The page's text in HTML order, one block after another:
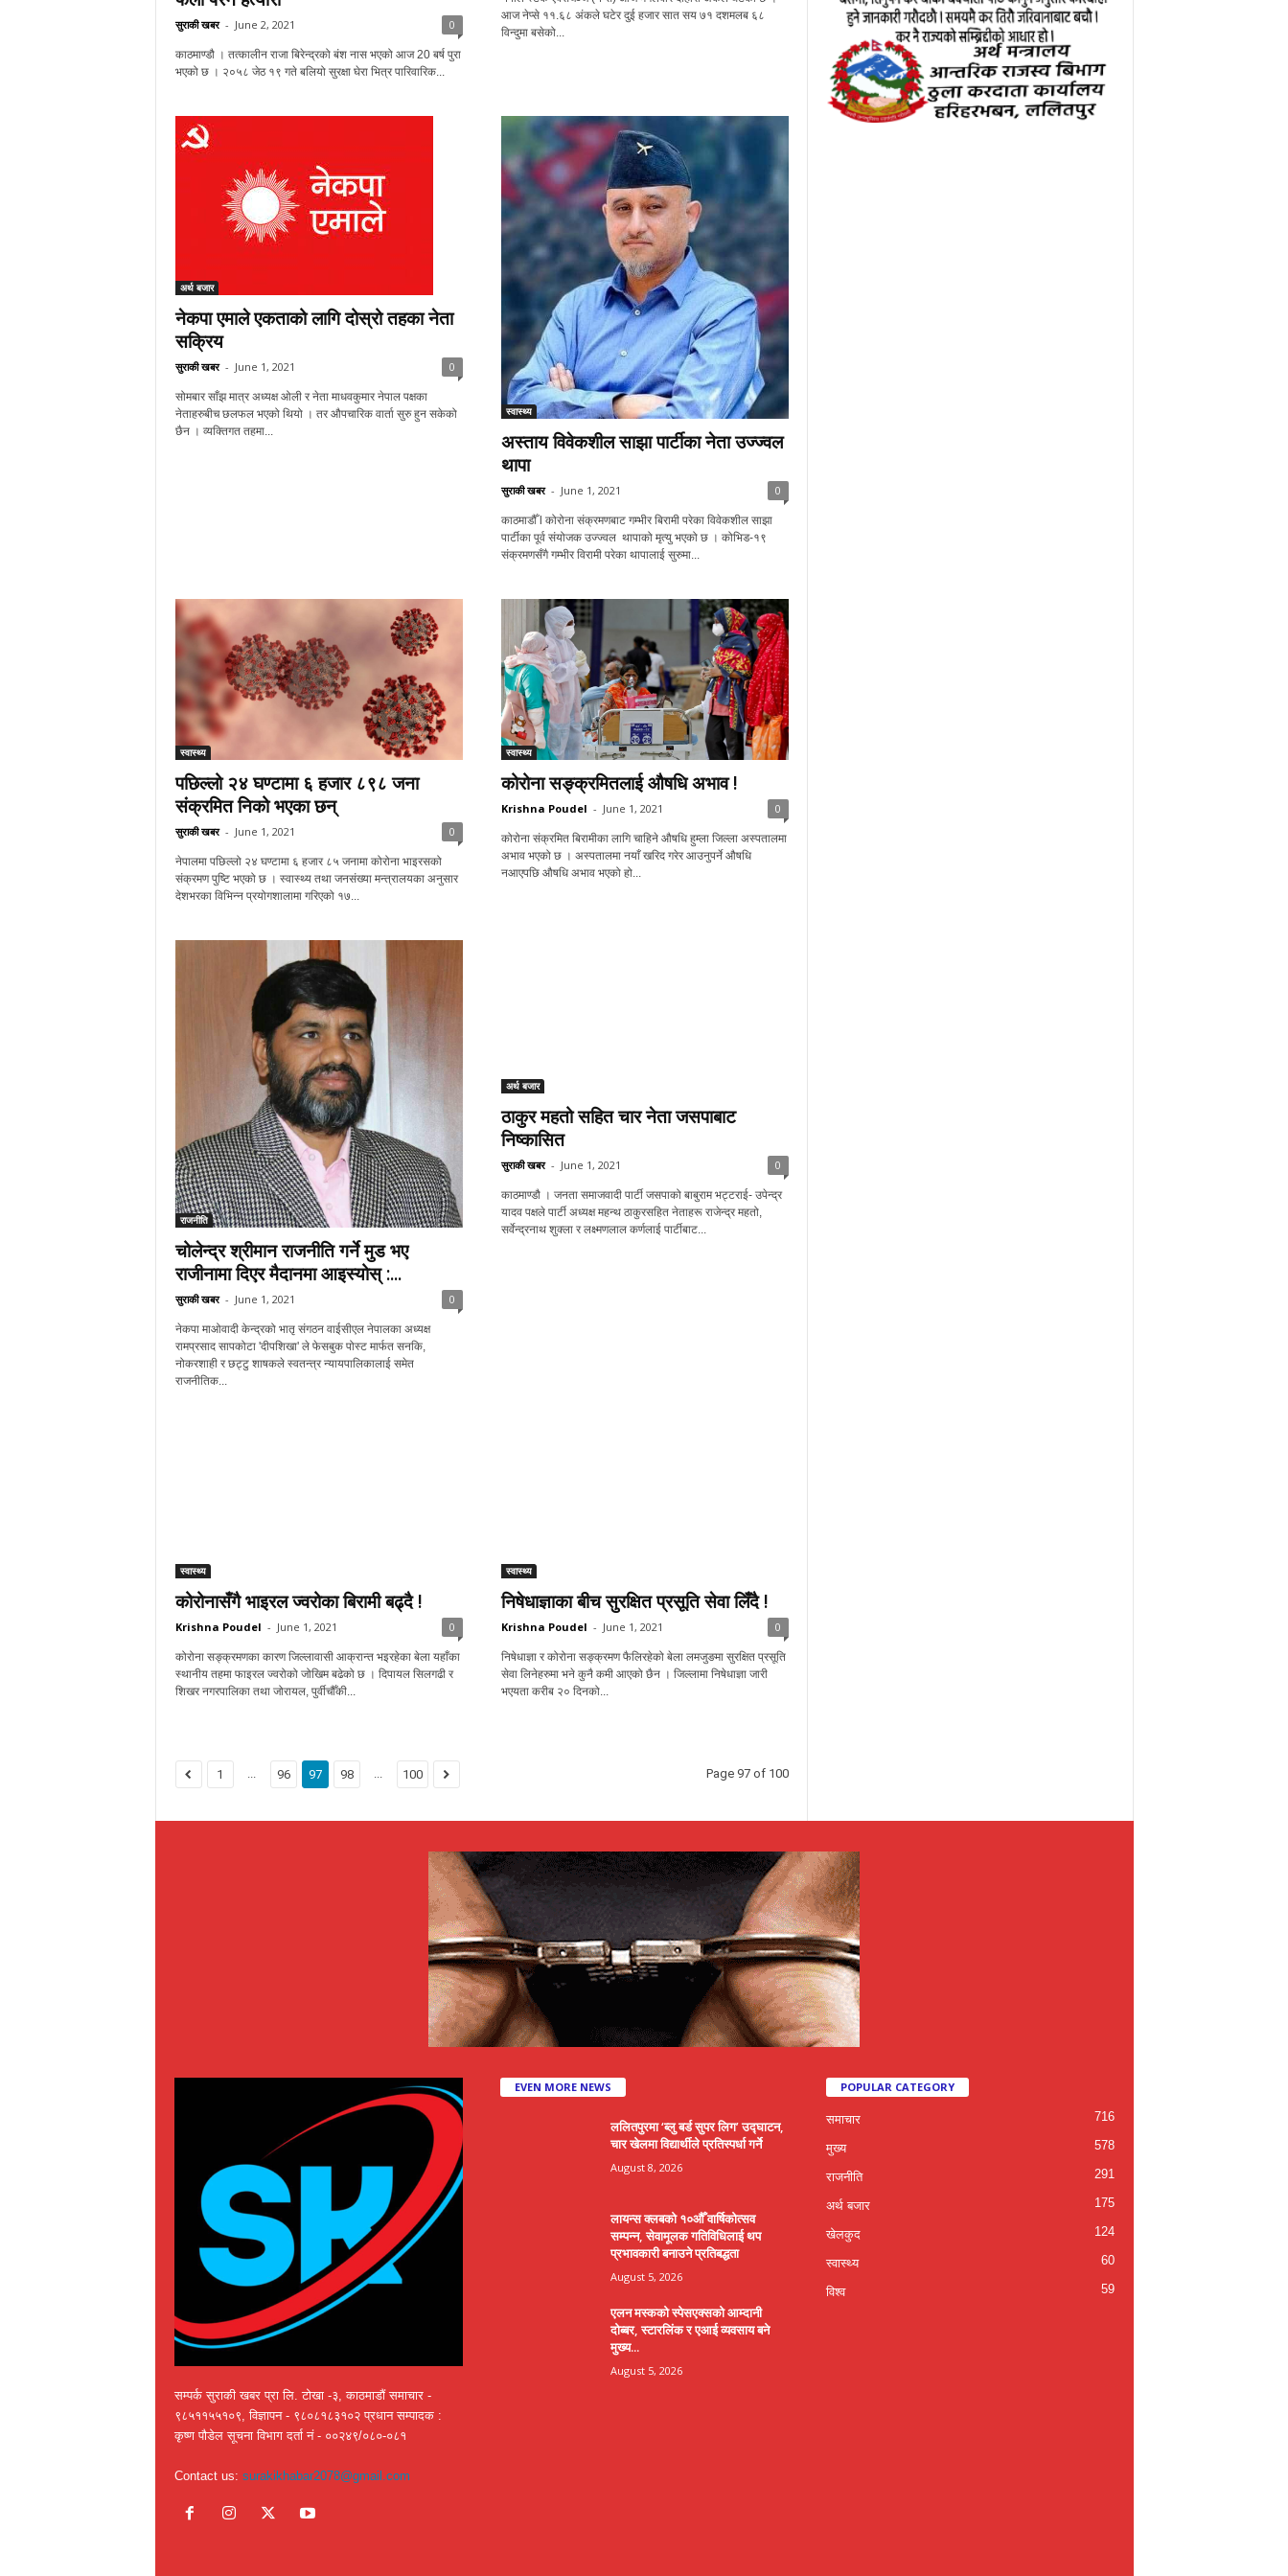
सुराकी खबर - June 2, 2021 0
काठमाण्डौ । तत्कालीन राजा बिरेन्द्रको बंश नास भएको आज 20 बर्ष पुरा
भएको छ । २०५८ जेठ १९ गते बलियो सुरक्षा घेरा भित्र पारिवारिक...
आज नेप्से ११.६८ अंकले घटेर दुई हजार सात सय ७१ दशमलब ६८
विन्दुमा बसेको...
अर्थ बजार
नेकपा एमाले एकताको लागि दोस्रो तहका नेता
सक्रिय
सुराकी खबर - June 1, 2021 0
सोमबार साँझ मात्र अध्यक्ष ओली र नेता माधवकुमार नेपाल पक्षका
नेताहरुबीच छलफल भएको थियो । तर औपचारिक वार्ता सुरु हुन सकेको
छैन । व्यक्तिगत तहमा...
स्वास्थ्य
अस्ताय विवेकशील साझा पार्टीका नेता उज्ज्वल
थापा
सुराकी खबर - June 1, 2021 0
काठमाडौँ l कोरोना संक्रमणबाट गम्भीर बिरामी परेका विवेकशील साझा
पार्टीका पूर्व संयोजक उज्ज्वल थापाक‍ो मृत्यु भएको छ । कोभिड-१९
संक्रमणसँगै गम्भीर विरामी परेका थापालाई सुरुमा...
स्वास्थ्य
पछिल्लो २४ घण्टामा ६ हजार ८९८ जना
संक्रमित निको भएका छन्
सुराकी खबर - June 1, 2021 0
नेपालमा पछिल्लो २४ घण्टामा ६ हजार ८५ जनामा कोरोना भाइरसको
संक्रमण पुष्टि भएको छ । स्वास्थ्य तथा जनसंख्या मन्त्रालयका अनुसार
देशभरका विभिन्‍न प्रयोगशालामा गरिएको १७...
स्वास्थ्य
कोरोना सङ्क्रमितलाई औषधि अभाव !
Krishna Poudel - June 1, 2021 0
कोरोना संक्रमित बिरामीका लागि चाहिने औषधि हुम्ला जिल्ला अस्पतालमा
अभाव भएको छ । अस्पतालमा नयाँ खरिद गरेर आउनुपर्ने औषधि
नआएपछि औषधि अभाव भएको हो...
राजनीति
चोलेन्द्र श्रीमान राजनीति गर्ने मुड भए
राजीनामा दिएर मैदानमा आइस्योस् :...
सुराकी खबर - June 1, 2021 0
नेकपा माओवादी केन्द्रको भातृ संगठन वाईसीएल नेपालका अध्यक्ष
रामप्रसाद सापकोटा 'दीपशिखा' ले फेसबुक पोस्ट मार्फत सनकि,
नोकरशाही र छट्टु शाषकले स्वतन्त्र न्यायपालिकालाई समेत
राजनीतिक...
अर्थ बजार
ठाकुर महतो सहित चार नेता जसपाबाट
निष्कासित
सुराकी खबर - June 1, 2021 0
काठमाण्डौ । जनता समाजवादी पार्टी जसपाको बाबुराम भट्टराई- उपेन्द्र
यादव पक्षले पार्टी अध्यक्ष महन्थ ठाकुरसहित नेताहरू राजेन्द्र महतो,
सर्वेन्द्रनाथ शुक्ला र लक्ष्मणलाल कर्णलाई पार्टीबाट...
स्वास्थ्य
कोरोनासँगै भाइरल ज्वरोका बिरामी बढ्दै !
Krishna Poudel - June 1, 2021 0
कोरोना सङ्क्रमणका कारण जिल्लावासी आक्रान्त भइरहेका बेला यहाँका
स्थानीय तहमा फाइरल ज्वरोको जोखिम बढेको छ । दिपायल सिलगढी र
शिखर नगरपालिका तथा जोरायल, पुर्वीचौँकी...
स्वास्थ्य
निषेधाज्ञाका बीच सुरक्षित प्रसूति सेवा लिँदै !
Krishna Poudel - June 1, 2021 0
निषेधाज्ञा र कोरोना सङ्क्रमण फैलिरहेको बेला लमजुङमा सुरक्षित प्रसूति
सेवा लिनेहरुमा भने कुनै कमी आएको छैन । जिल्लामा निषेधाज्ञा जारी
भएयता करीब २० दिनको...
1 ... 96 97 98 ... 100 Page 97 of 100
सम्पर्क सुराकी खबर प्रा लि. टोखा -३, काठमाडौं समाचार -
९८५११५५१०९, विज्ञापन - ९८०८१८३१०२ प्रधान सम्पादक :
कृष्ण पौडेल सूचना विभाग दर्ता नं - ००२४९/०८०-०८१
Contact us: surakikhabar2078@gmail.com
EVEN MORE NEWS
ललितपुरमा ‘ब्लु बर्ड सुपर लिग’ उद्घाटन,
चार खेलमा विद्यार्थीले प्रतिस्पर्धा गर्ने
August 8, 2026
लायन्स क्लबको १०औँ वार्षिकोत्सव
सम्पन्न, सेवामूलक गतिविधिलाई थप
प्रभावकारी बनाउने प्रतिबद्धता
August 5, 2026
एलन मस्कको स्पेसएक्सको आम्दानी
दोब्बर, स्टारलिंक र एआई व्यवसाय बने
मुख्य...
August 5, 2026
POPULAR CATEGORY
समाचार 716
मुख्य 578
राजनीति 291
अर्थ बजार 175
खेलकुद 124
स्वास्थ्य 60
विश्व 59